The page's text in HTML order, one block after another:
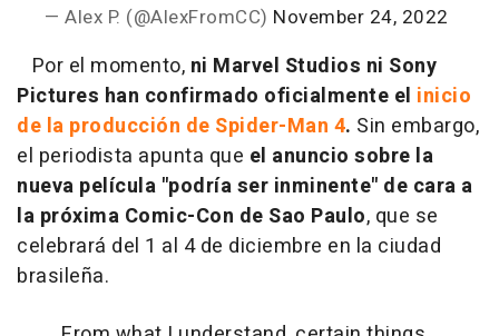
— Alex P. (@AlexFromCC) November 24, 2022
Por el momento, ni Marvel Studios ni Sony
Pictures han confirmado oficialmente el inicio
de la producción de Spider-Man 4. Sin embargo,
el periodista apunta que el anuncio sobre la
nueva película "podría ser inminente" de cara a
la próxima Comic-Con de Sao Paulo, que se
celebrará del 1 al 4 de diciembre en la ciudad
brasileña.